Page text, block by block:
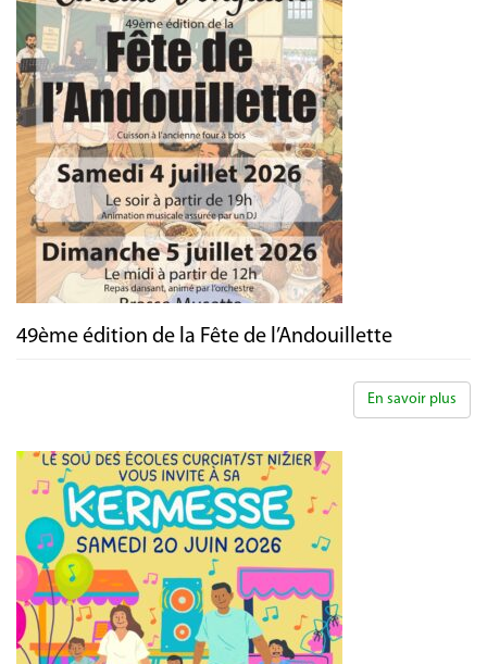
49ème édition de la Fête de l’Andouillette
En savoir plus